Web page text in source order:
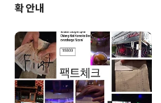
확 안내